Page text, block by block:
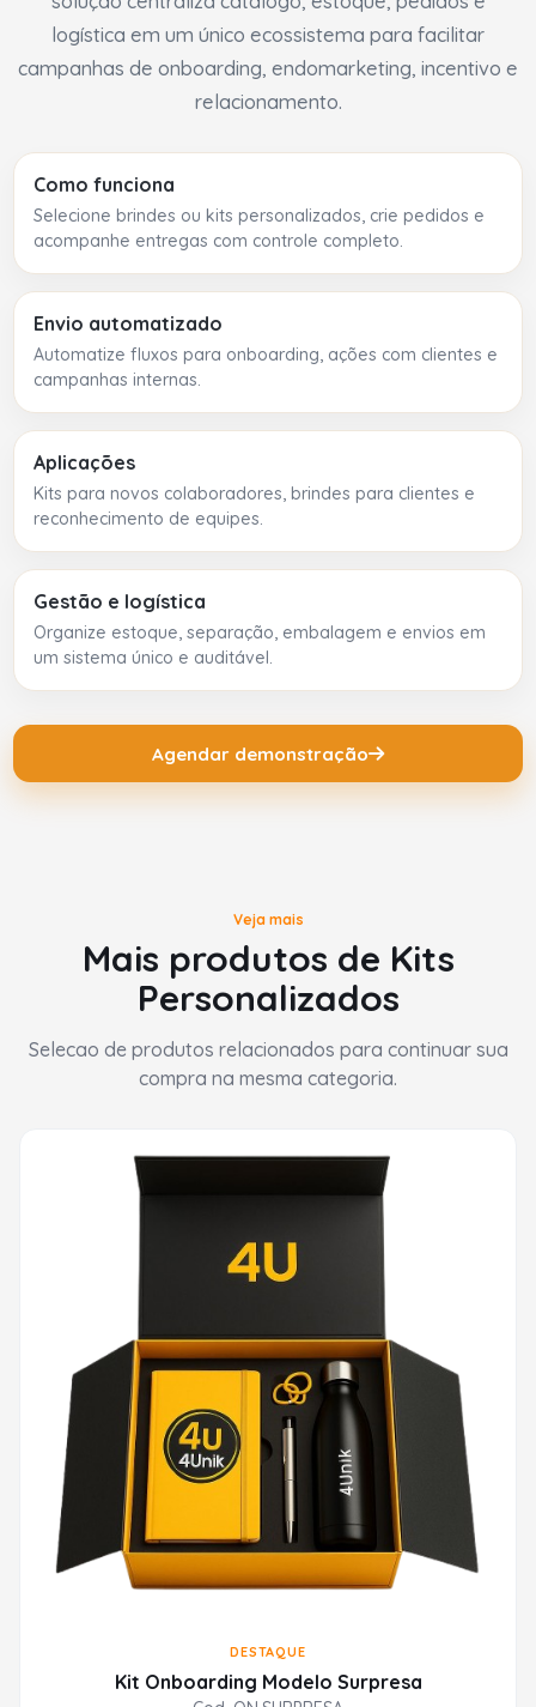
logística em um único ecossistema para facilitar
campanhas de onboarding, endomarketing, incentivo e
relacionamento.
Como funciona
Selecione brindes ou kits personalizados, crie pedidos e
acompanhe entregas com controle completo.
Envio automatizado
Automatize fluxos para onboarding, ações com clientes e
campanhas internas.
Aplicações
Kits para novos colaboradores, brindes para clientes e
reconhecimento de equipes.
Gestão e logística
Organize estoque, separação, embalagem e envios em
um sistema único e auditável.
Agendar demonstração
Veja mais
Mais produtos de Kits
Personalizados
Selecao de produtos relacionados para continuar sua
compra na mesma categoria.
DESTAQUE
Kit Onboarding Modelo Surpresa